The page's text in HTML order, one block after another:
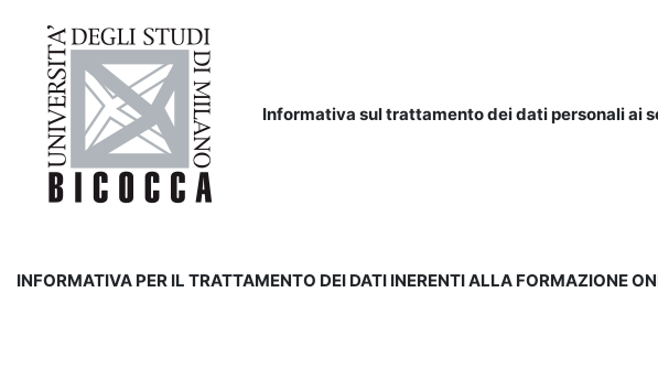
Informativa sul trattamento dei dati personali ai
INFORMATIVA PER IL TRATTAMENTO DEI DATI INERENTI ALLA FORMAZIONE